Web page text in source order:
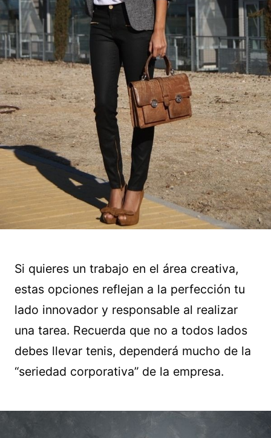
Si quieres un trabajo en el área creativa,
estas opciones reflejan a la perfección tu
lado innovador y responsable al realizar
una tarea. Recuerda que no a todos lados
debes llevar tenis, dependerá mucho de la
“seriedad corporativa” de la empresa.